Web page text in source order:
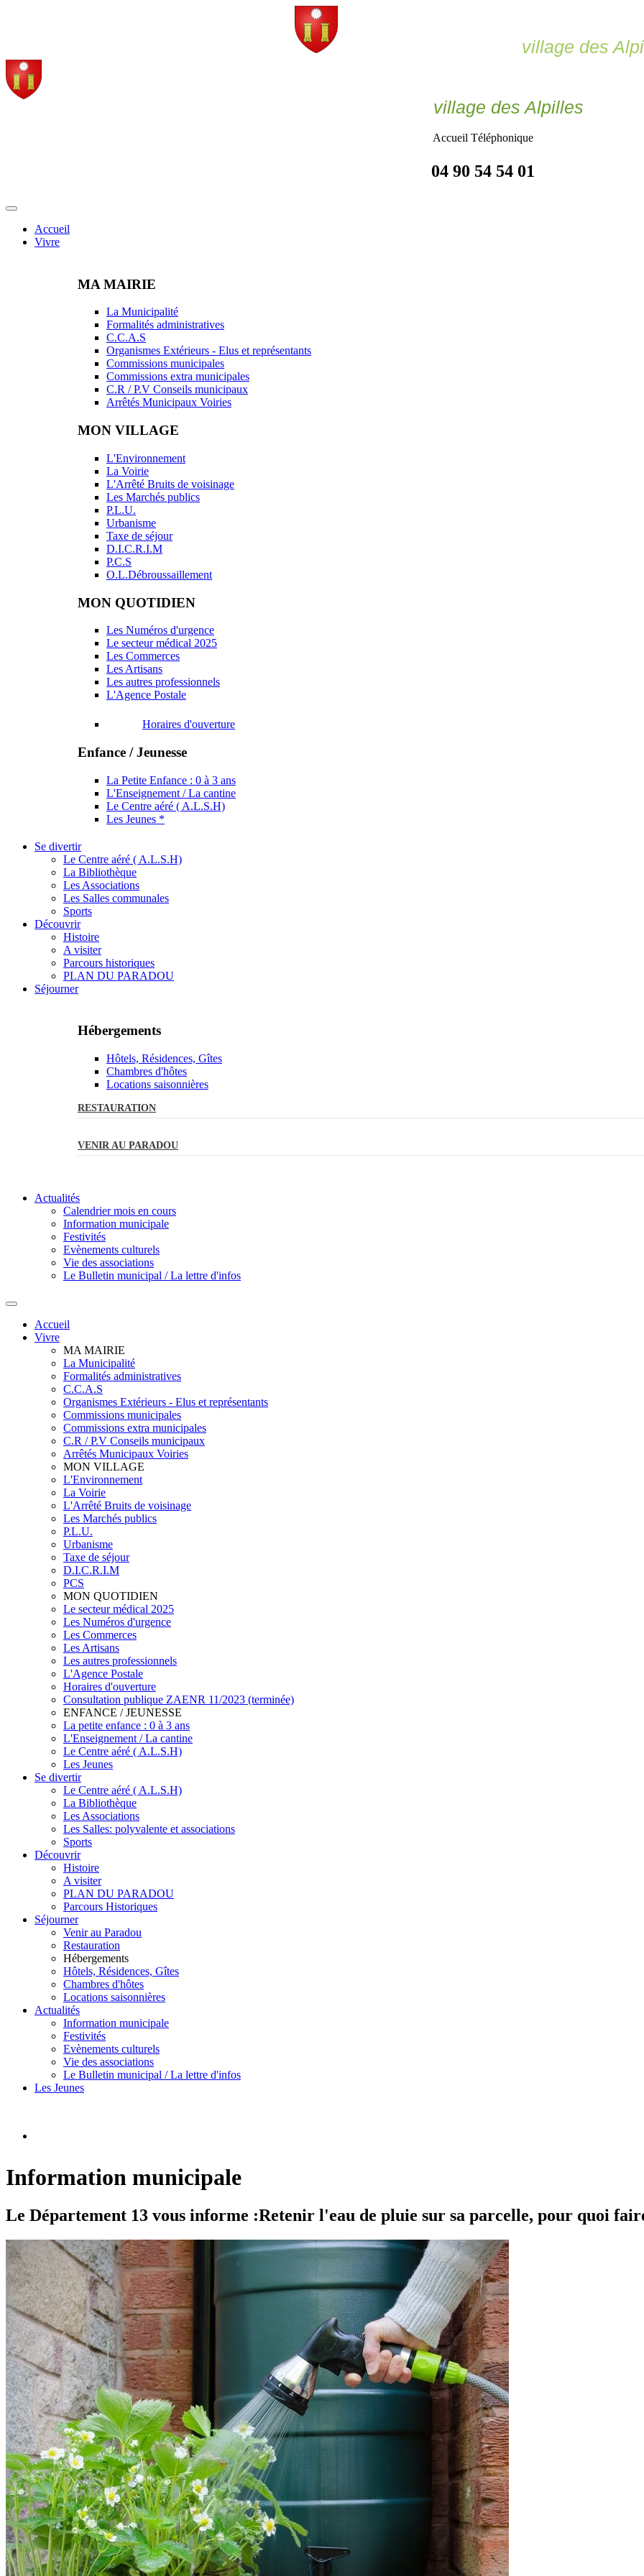
village des
village des Alpilles
Accueil Téléphonique
04 90 54 54 01
Accueil
Vivre
MA MAIRIE
La Municipalité
Formalités administratives
C.C.A.S
Organismes Extérieurs - Elus et représentants
Commissions municipales
Commissions extra municipales
C.R / P.V Conseils municipaux
Arrêtés Municipaux Voiries
MON VILLAGE
L'Environnement
La Voirie
L'Arrêté Bruits de voisinage
Les Marchés publics
P.L.U.
Urbanisme
Taxe de séjour
D.I.C.R.I.M
P.C.S
O.L.Débroussaillement
MON QUOTIDIEN
Les Numéros d'urgence
Le secteur médical 2025
Les Commerces
Les Artisans
Les autres professionnels
L'Agence Postale
Horaires d'ouverture
Enfance / Jeunesse
La Petite Enfance : 0 à 3 ans
L'Enseignement / La cantine
Le Centre aéré ( A.L.S.H)
Les Jeunes *
Se divertir
Le Centre aéré ( A.L.S.H)
La Bibliothèque
Les Associations
Les Salles communales
Sports
Découvrir
Histoire
A visiter
Parcours historiques
PLAN DU PARADOU
Séjourner
Hébergements
Hôtels, Résidences, Gîtes
Chambres d'hôtes
Locations saisonnières
RESTAURATION
VENIR AU PARADOU
Actualités
Calendrier mois en cours
Information municipale
Festivités
Evènements culturels
Vie des associations
Le Bulletin municipal / La lettre d'infos
Accueil
Vivre
MA MAIRIE
La Municipalité
Formalités administratives
C.C.A.S
Organismes Extérieurs - Elus et représentants
Commissions municipales
Commissions extra municipales
C.R / P.V Conseils municipaux
Arrêtés Municipaux Voiries
MON VILLAGE
L'Environnement
La Voirie
L'Arrêté Bruits de voisinage
Les Marchés publics
P.L.U.
Urbanisme
Taxe de séjour
D.I.C.R.I.M
PCS
MON QUOTIDIEN
Le secteur médical 2025
Les Numéros d'urgence
Les Commerces
Les Artisans
Les autres professionnels
L'Agence Postale
Horaires d'ouverture
Consultation publique ZAENR 11/2023 (terminée)
ENFANCE / JEUNESSE
La petite enfance : 0 à 3 ans
L'Enseignement / La cantine
Le Centre aéré ( A.L.S.H)
Les Jeunes
Se divertir
Le Centre aéré ( A.L.S.H)
La Bibliothèque
Les Associations
Les Salles: polyvalente et associations
Sports
Découvrir
Histoire
A visiter
PLAN DU PARADOU
Parcours Historiques
Séjourner
Venir au Paradou
Restauration
Hébergements
Hôtels, Résidences, Gîtes
Chambres d'hôtes
Locations saisonnières
Actualités
Information municipale
Festivités
Evènements culturels
Vie des associations
Le Bulletin municipal / La lettre d'infos
Les Jeunes
Information municipale
Le Département 13 vous informe :Retenir l'eau de pluie sur sa parcelle, pour quoi